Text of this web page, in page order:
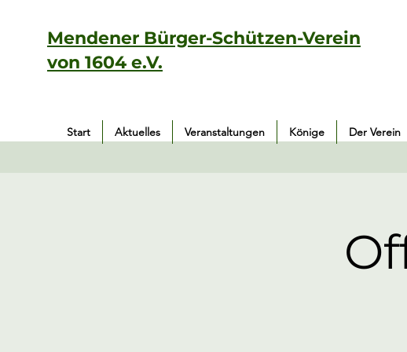
Mendener Bürger-Schützen-Verein
von 1604 e.V.
Start Aktuelles Veranstaltungen Könige Der Verein